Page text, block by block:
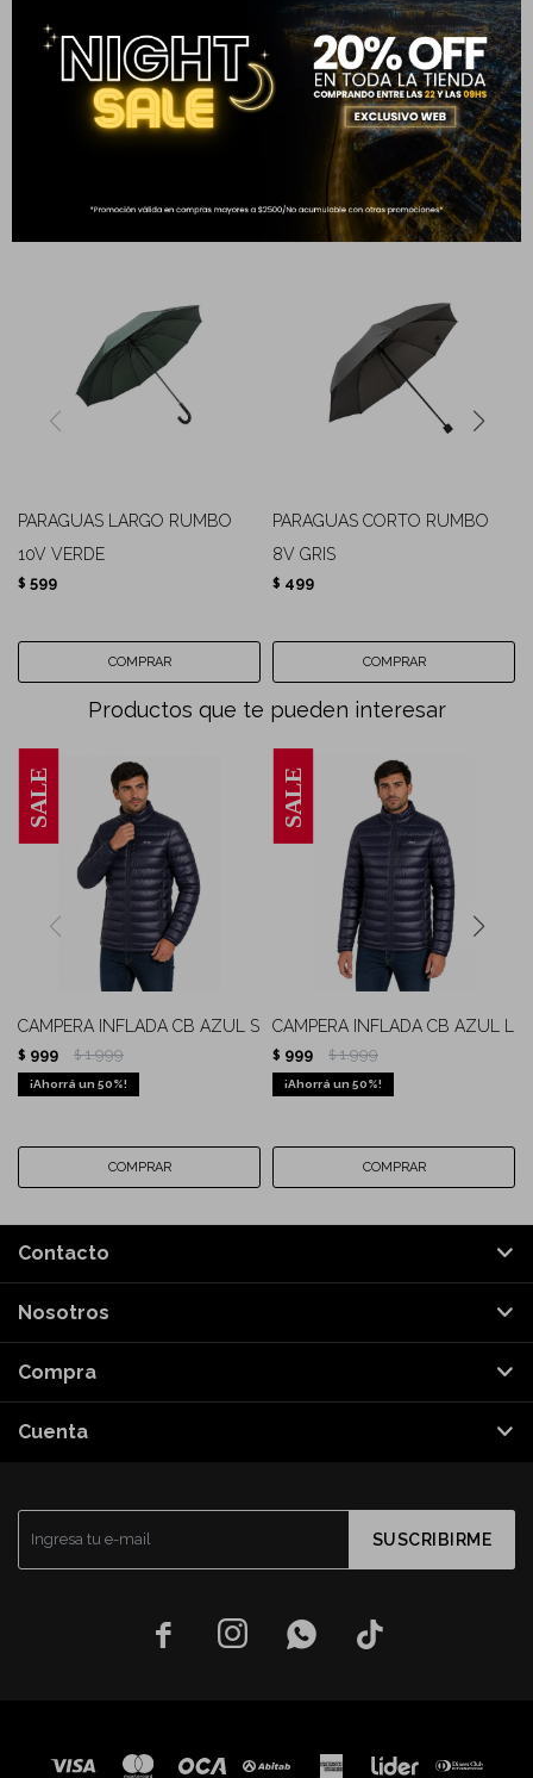
(cm)
66 68 70
Ancho
56 58 59 62 64
Completá tu compra
PARAGUAS LARGO RUMBO
10V VERDE
$ 599
PARAGUAS CORTO RUMBO
8V GRIS
$ 499
Productos que te pueden interesar
CAMPERA INFLADA CB AZUL S
$ 999 $ 1.999
50
CAMPERA INFLADA CB AZUL L
$ 999 $ 1.999
50
SUSCRIBIRME
   
Contacto
Nosotros
Compra
Cuenta